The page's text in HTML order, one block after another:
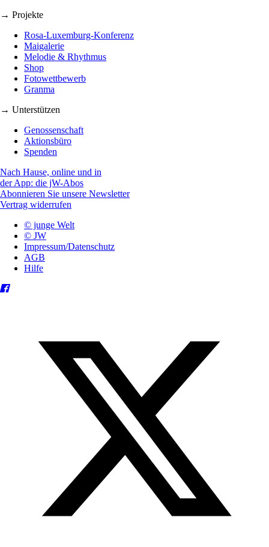
→ Projekte
Rosa-Luxemburg-Konferenz
Maigalerie
Melodie & Rhythmus
Shop
Fotowettbewerb
Granma
→ Unterstützen
Genossenschaft
Aktionsbüro
Spenden
Nach Hause, online und in
der App: die jW-Abos
Abonnieren Sie unsere Newsletter
Vertrag widerrufen
© junge Welt
© JW
Impressum/Datenschutz
AGB
Hilfe